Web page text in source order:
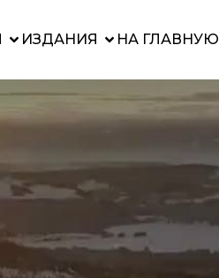
ИЗДАНИЯ НА ГЛАВНУЮ